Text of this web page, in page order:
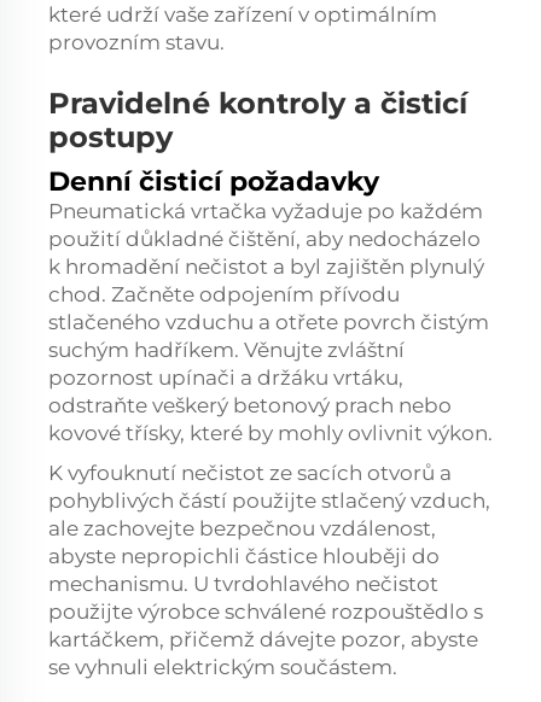
které udrží vaše zařízení v optimálním
provozním stavu.
Pravidelné kontroly a čisticí
postupy
Denní čisticí požadavky
Pneumatická vrtačka vyžaduje po každém
použití důkladné čištění, aby nedocházelo
k hromadění nečistot a byl zajištěn plynulý
chod. Začněte odpojením přívodu
stlačeného vzduchu a otřete povrch čistým
suchým hadříkem. Věnujte zvláštní
pozornost upínači a držáku vrtáku,
odstraňte veškerý betonový prach nebo
kovové třísky, které by mohly ovlivnit výkon.
K vyfouknutí nečistot ze sacích otvorů a
pohyblivých částí použijte stlačený vzduch,
ale zachovejte bezpečnou vzdálenost,
abyste nepropichli částice hlouběji do
mechanismu. U tvrdohlavého nečistot
použijte výrobce schválené rozpouštědlo s
kartáčkem, přičemž dávejte pozor, abyste
se vyhnuli elektrickým součástem.